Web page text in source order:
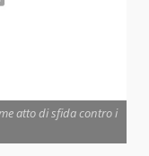
atto di sfida contro i